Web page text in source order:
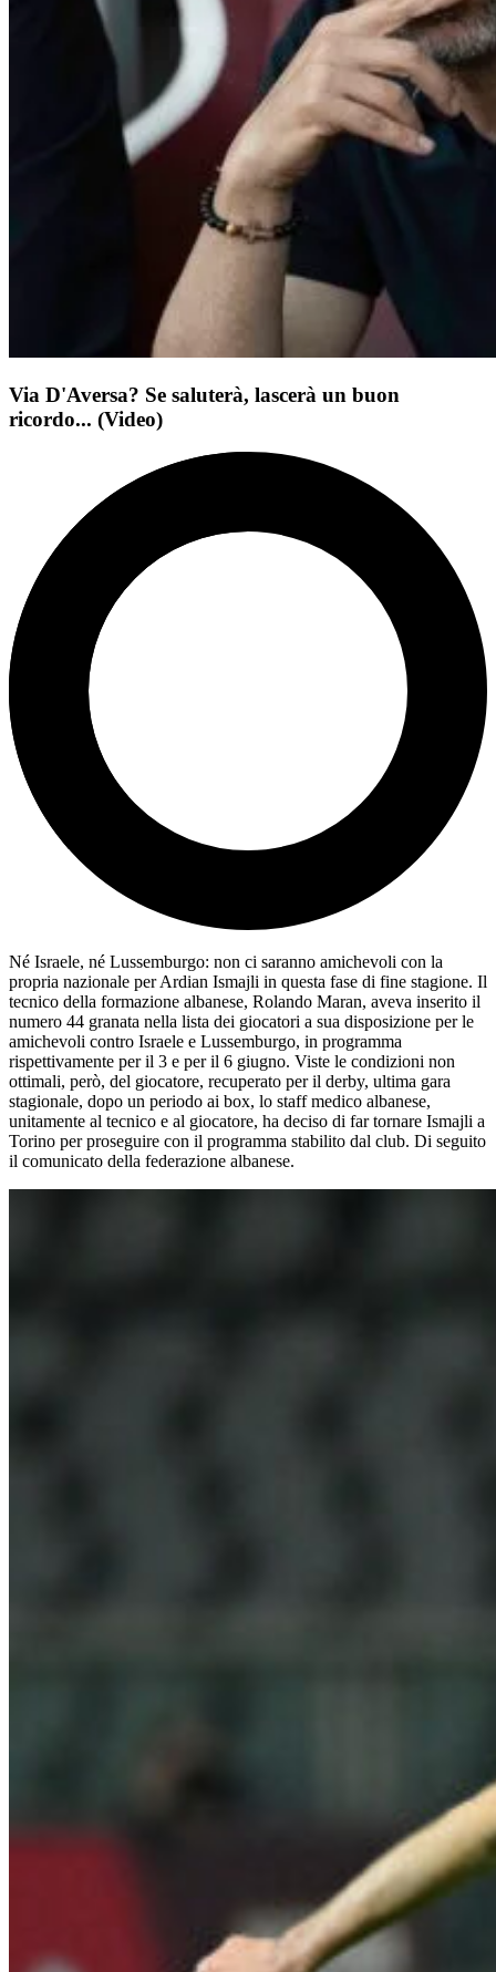
Via D'Aversa? Se saluterà, lascerà un buon
ricordo... (Video)
Né Israele, né Lussemburgo: non ci saranno amichevoli con la
propria nazionale per Ardian Ismajli in questa fase di fine stagione. Il
tecnico della formazione albanese, Rolando Maran, aveva inserito il
numero 44 granata nella lista dei giocatori a sua disposizione per le
amichevoli contro Israele e Lussemburgo, in programma
rispettivamente per il 3 e per il 6 giugno. Viste le condizioni non
ottimali, però, del giocatore, recuperato per il derby, ultima gara
stagionale, dopo un periodo ai box, lo staff medico albanese,
unitamente al tecnico e al giocatore, ha deciso di far tornare Ismajli a
Torino per proseguire con il programma stabilito dal club. Di seguito
il comunicato della federazione albanese.